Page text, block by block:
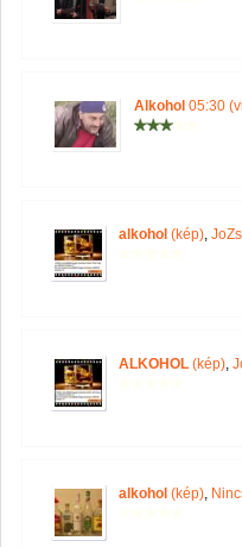
Alkohol 05:30
alkohol (kép),
ALKOHOL (kép),
alkohol (kép),